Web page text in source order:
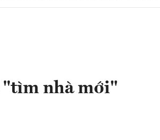
"tìm nhà mới"